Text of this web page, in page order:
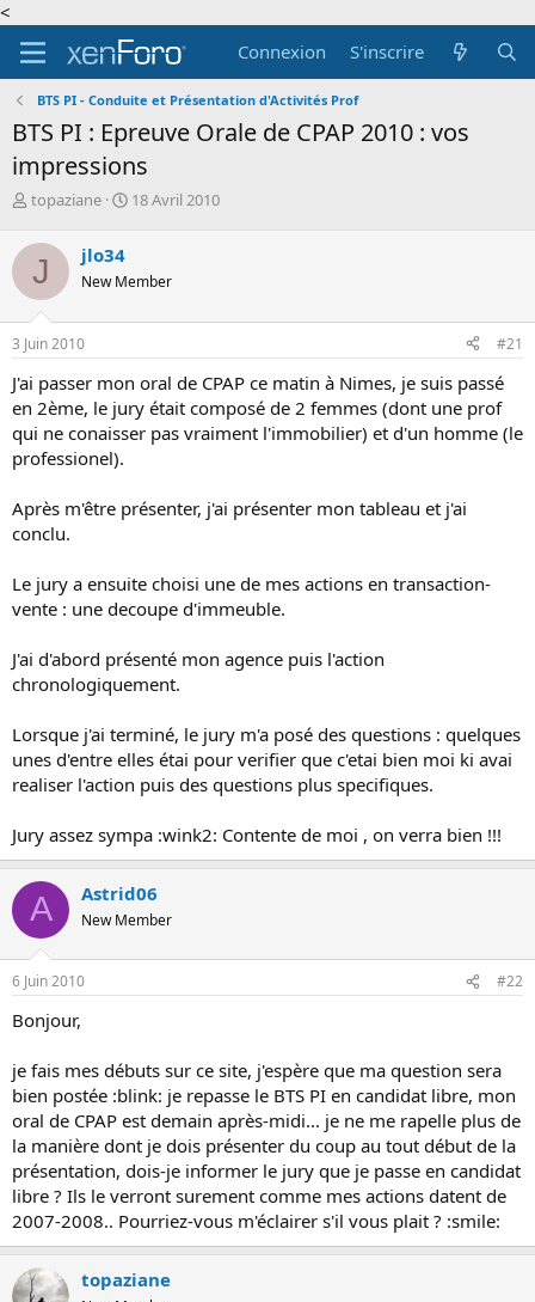
<
Connexion
S'inscrire
BTS PI - Conduite et Présentation d'Activités Prof
BTS PI : Epreuve Orale de CPAP 2010 : vos
impressions
A
t
u
r
d
e
a
d
i
s
s
s
o
n
topaziane
D
d
d
u
t
18 Avril 2010
J jlo34
New Member
3 Juin 2010 #21
J'ai passer mon oral de CPAP ce matin à Nimes, je suis passé
en 2ème, le jury était composé de 2 femmes (dont une prof
qui ne conaisser pas vraiment l'immobilier) et d'un homme (le
professionel).
Après m'être présenter, j'ai présenter mon tableau et j'ai
conclu.
Le jury a ensuite choisi une de mes actions en transaction-
vente : une decoupe d'immeuble.
J'ai d'abord présenté mon agence puis l'action
chronologiquement.
Lorsque j'ai terminé, le jury m'a posé des questions : quelques
unes d'entre elles étai pour verifier que c'etai bien moi ki avai
realiser l'action puis des questions plus specifiques.
Jury assez sympa :wink2: Contente de moi , on verra bien !!!
A Astrid06
New Member
6 Juin 2010 #22
Bonjour,
je fais mes débuts sur ce site, j'espère que ma question sera
bien postée :blink: je repasse le BTS PI en candidat libre, mon
oral de CPAP est demain après-midi... je ne me rapelle plus de
la manière dont je dois présenter du coup au tout début de la
présentation, dois-je informer le jury que je passe en candidat
libre ? Ils le verront surement comme mes actions datent de
2007-2008.. Pourriez-vous m'éclairer s'il vous plait ? :smile:
topaziane